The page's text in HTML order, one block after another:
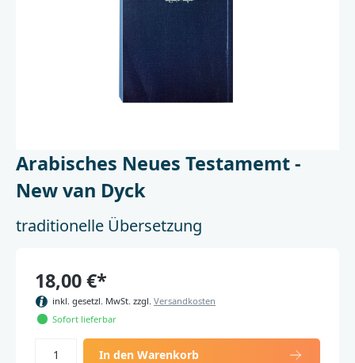
Arabisches Neues Testamemt -
New van Dyck
traditionelle Übersetzung
18,00 €*
inkl. gesetzl. MwSt. zzgl. Versandkosten
Sofort lieferbar
In den Warenkorb